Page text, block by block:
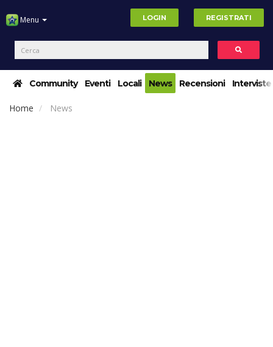
Menu LOGIN REGISTRATI
Community Eventi Locali News Recensioni Interviste
Home News